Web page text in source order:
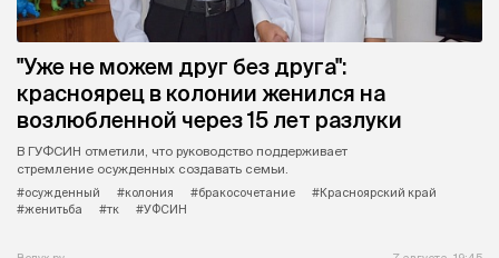
"Уже не можем друг без друга":
красноярец в колонии женился на
возлюбленной через 15 лет разлуки
В ГУФСИН отметили, что руководство поддерживает
стремление осужденных создавать семьи.
#осужденный
#колония #бракосочетание
#Красноярский край
#женитьба
#тк #УФСИН